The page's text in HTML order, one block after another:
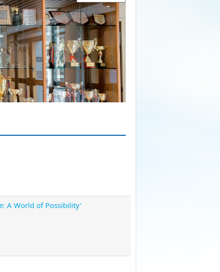
A World of Possibility’